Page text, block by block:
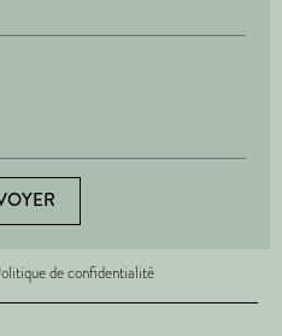
de confidentialité